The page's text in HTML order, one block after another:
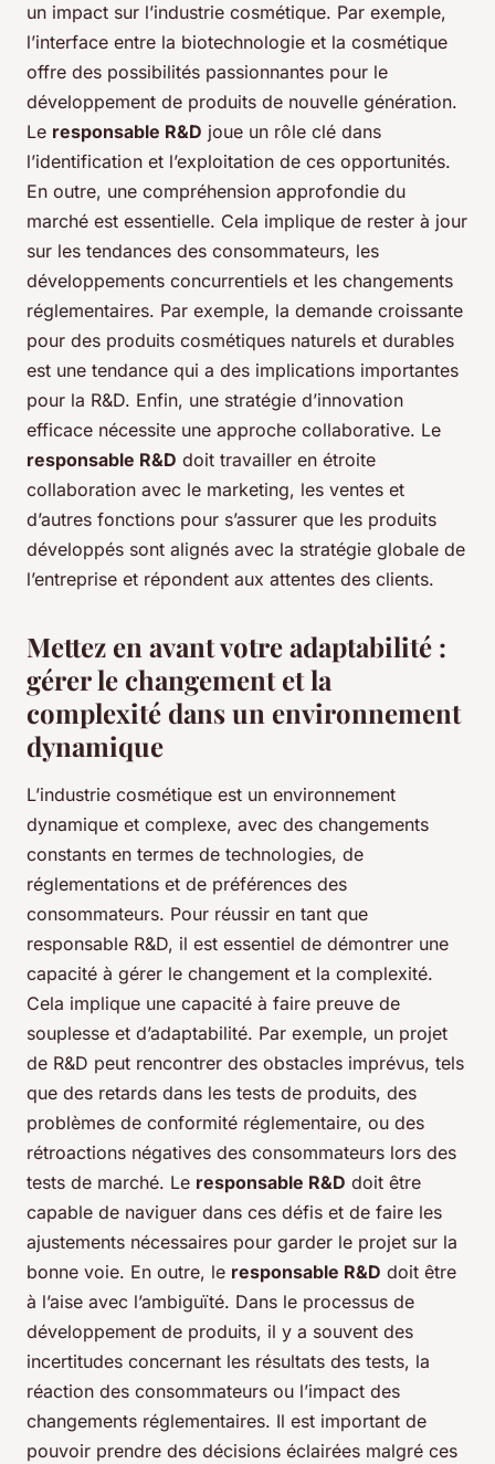
un impact sur l’industrie cosmétique. Par exemple,
l’interface entre la biotechnologie et la cosmétique
offre des possibilités passionnantes pour le
développement de produits de nouvelle génération.
Le responsable R&D joue un rôle clé dans
l’identification et l’exploitation de ces opportunités.
En outre, une compréhension approfondie du
marché est essentielle. Cela implique de rester à jour
sur les tendances des consommateurs, les
développements concurrentiels et les changements
réglementaires. Par exemple, la demande croissante
pour des produits cosmétiques naturels et durables
est une tendance qui a des implications importantes
pour la R&D. Enfin, une stratégie d’innovation
efficace nécessite une approche collaborative. Le
responsable R&D doit travailler en étroite
collaboration avec le marketing, les ventes et
d’autres fonctions pour s’assurer que les produits
développés sont alignés avec la stratégie globale de
l’entreprise et répondent aux attentes des clients.
Mettez en avant votre adaptabilité :
gérer le changement et la
complexité dans un environnement
dynamique
L’industrie cosmétique est un environnement
dynamique et complexe, avec des changements
constants en termes de technologies, de
réglementations et de préférences des
consommateurs. Pour réussir en tant que
responsable R&D, il est essentiel de démontrer une
capacité à gérer le changement et la complexité.
Cela implique une capacité à faire preuve de
souplesse et d’adaptabilité. Par exemple, un projet
de R&D peut rencontrer des obstacles imprévus, tels
que des retards dans les tests de produits, des
problèmes de conformité réglementaire, ou des
rétroactions négatives des consommateurs lors des
tests de marché. Le responsable R&D doit être
capable de naviguer dans ces défis et de faire les
ajustements nécessaires pour garder le projet sur la
bonne voie. En outre, le responsable R&D doit être
à l’aise avec l’ambiguïté. Dans le processus de
développement de produits, il y a souvent des
incertitudes concernant les résultats des tests, la
réaction des consommateurs ou l’impact des
changements réglementaires. Il est important de
pouvoir prendre des décisions éclairées malgré ces